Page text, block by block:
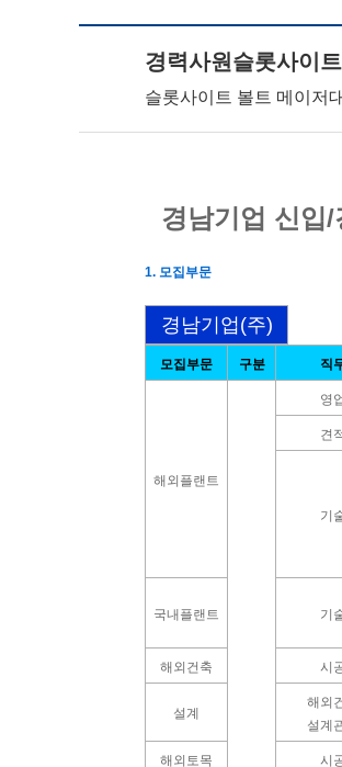
경력사원슬롯사이
슬롯사이트 볼트 메이저
경남기업 신입
1. 모집부문
경남기업(주)
모집부문 구분 직
해외플랜트
영
견
기
국내플랜트 기
해외건축
시
설계
해외
설계
해외토목 시